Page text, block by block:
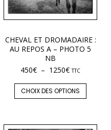
CHEVAL ET DROMADAIRE :
AU REPOS A – PHOTO 5
NB
450€ – 1250€ TTC
CHOIX DES OPTIONS